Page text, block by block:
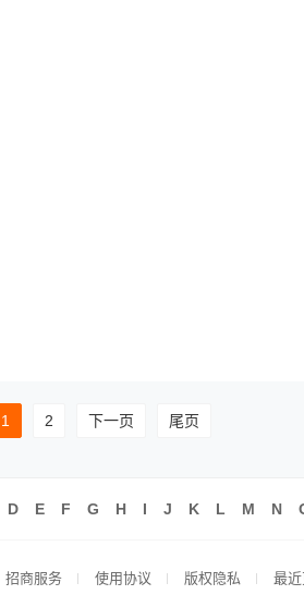
1 2 下一页 尾页
D E F G H I J K L M N
招商服务 使用协议 版权隐私 最